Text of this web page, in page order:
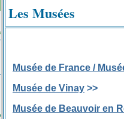
Les Musées
Musée de France /
Musée de Vinay >>
Musée de Beauvoir en